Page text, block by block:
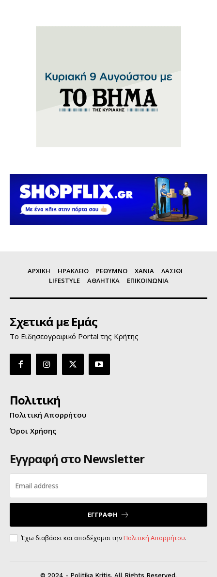
ΑΡΧΙΚΗ ΗΡΑΚΛΕΙΟ ΡΕΘΥΜΝΟ ΧΑΝΙΑ
ΛΑΣΙΘΙ
LIFESTYLE
ΑΘΛΗΤΙΚΑ ΕΠΙΚΟΙΝΩΝΙΑ
Σχετικά με Εμάς
Το Ειδησεογραφικό Portal της Κρήτης
Πολιτική
Πολιτική Απορρήτου
Όροι Χρήσης
Εγγραφή στο Newsletter
ΕΓΓΡΑΦΗ
Έχω διαβάσει και αποδέχομαι τηνΠολιτική Απορρήτου.
© 2024 - Politika Kritis. All Rights Reserved.